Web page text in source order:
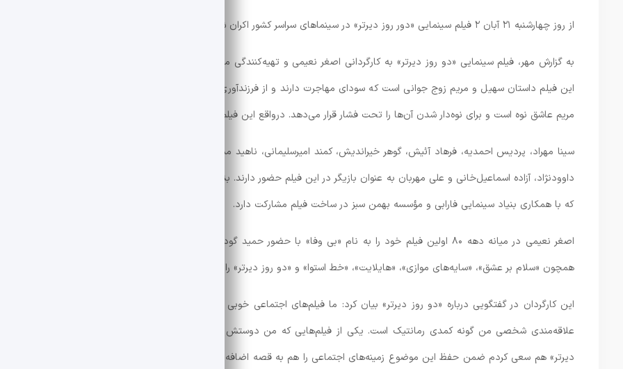
از روز چهارشنبه ۲۱ آبان ۲ فیلم سینمایی «دور روز دیرتر» در سینماهای سراسر کشور اکران شدند.
به گزارش مهر، فیلم سینمایی «دو روز دیرتر» به کارگردانی اصغر نعیمی و تهیه‌کنندگی محسن شیرازی نیز در چهل‌ودومین جشنواره فیلم فجر
این فیلم داستان سهیل و مریم زوج جوانی است که سودای مهاجرت دارند و از فرزندآوری خودداری می‌کنند اما در ادامه با ماجراهایی روبه‌رو
مریم عاشق نوه است و برای نوه‌دار شدن آن‌ها را تحت فشار قرار می‌دهد. درواقع این فیلم با رویکرد میل و تشویق به فرزندآوری ساخته شده است.
سینا مهراد، پردیس احمدیه، فرهاد آئیش، گوهر خیراندیش، کمند امیرسلیمانی، ناهید مسلمی، سید جواد یحیوی، سیاوش چراغی پور، محمد
داوودنژاد، آزاده اسماعیل‌خانی و علی مهربان به عنوان بازیگر در این فیلم حضور دارند. بنیاد فرهنگی روایت فتح سرمایه گذار اصلی این پروژه
که با همکاری بنیاد سینمایی فارابی و مؤسسه بهمن سبز در ساخت فیلم مشارکت دارد.
همچون «سلام بر عشق»، «سایه‌های موازی»، «هایلایت»، «خط استوا» و «دو روز دیرتر» را ساخت.
این کارگردان در گفتگویی درباره «دو روز دیرتر» بیان کرد: ما فیلم‌های اجتماعی خوبی داریم، از طرفی فیلم‌های کمدی مطلق داریم که موفق
علاقه‌مندی شخصی من گونه کمدی رمانتیک است. یکی از فیلم‌هایی که من دوستش دارم فیلم «بی‌وفا» بود که حس شیرینی داشت. در
دیرتر» هم سعی کردم ضمن حفظ این موضوع زمینه‌های اجتماعی را هم به قصه اضافه کنم. برای من پرداختن به مسائل خانواده‌های متوسط